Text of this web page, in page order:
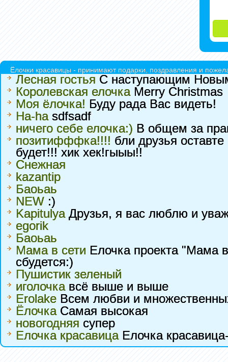
Ёлочки красавицы - принимают подарки, поздравления и
Лесная гостья С наступающим
Королевская елочкаMerry Christmas
Моя ёлочка! Буду рада Вас видеть!
Ha-hasdfsadf
ничего себе елочка:) В общем за
позитифффка!!!! бли друзья
будет!!! хик хек!гыыы!!
Снежная
kazantip
Баоьаь
NEW :)
KapitulyaДрузья, я вас люблю и
egorik
Баоьаь
Мама в сети Елочка проекта "Мама
сбудется:)
Пушистик зеленый
иголочкавсё выше и выше
Erolake Всем любви и
ЁлочкаСамая высокая
новогодняя супер
Елочка красавицаЕлочка